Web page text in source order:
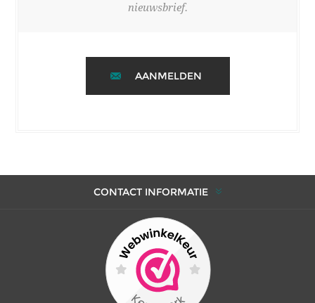
nieuwsbrief.
AANMELDEN
CONTACT INFORMATIE